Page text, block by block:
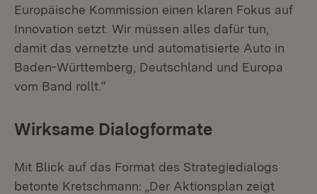
Europäische Kommission einen klaren Fokus auf
Innovation setzt. Wir müssen alles dafür tun,
damit das vernetzte und automatisierte Auto in
Baden-Württemberg, Deutschland und Europa
vom Band rollt.“
Wirksame Dialogformate
Mit Blick auf das Format des Strategiedialogs
betonte Kretschmann: „Der Aktionsplan zeigt